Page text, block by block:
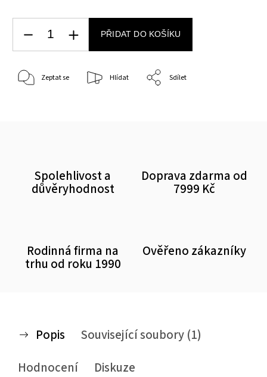
PŘIDAT DO KOŠÍKU
Zeptat se Hlídat Sdílet
Spolehlivost a
důvěryhodnost
Doprava zdarma od
7999 Kč
Rodinná firma na
trhu od roku 1990
Ověřeno zákazníky
Popis
Související soubory (1)
Hodnocení
Diskuze